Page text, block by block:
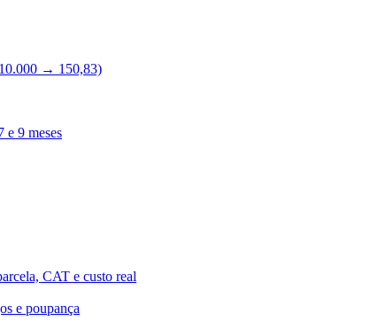
→ 150,83)
9 meses
CAT e custo real
e poupança